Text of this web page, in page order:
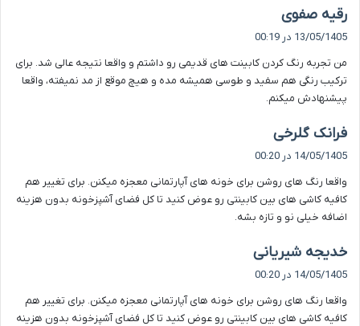
رقیه صفوی
ف
:
13/05/1405 در 00:19
من تجربه رنگ کردن کابینت های قدیمی رو داشتم و واقعا نتیجه عالی شد. برای
ترکیب رنگی هم سفید و طوسی همیشه مده و هیچ موقع از مد نمیفته، واقعا
پیشنهادش میکنم.
فرانک گلرخی
ف
:
14/05/1405 در 00:20
واقعا رنگ های روشن برای خونه های آپارتمانی معجزه میکنن. برای تغییر هم
کافیه کاشی های بین کابینتی رو عوض کنید تا کل فضای آشپزخونه بدون هزینه
اضافه خیلی نو و تازه بشه.
خدیجه شیریانی
:
14/05/1405 در 00:20
واقعا رنگ های روشن برای خونه های آپارتمانی معجزه میکنن. برای تغییر هم
کافیه کاشی های بین کابینتی رو عوض کنید تا کل فضای آشپزخونه بدون هزینه